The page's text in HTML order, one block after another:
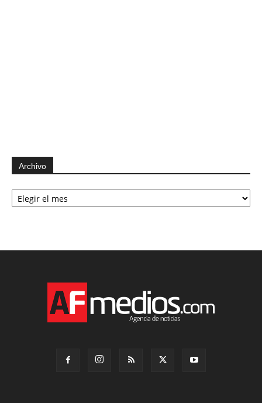
Archivo
Archivo